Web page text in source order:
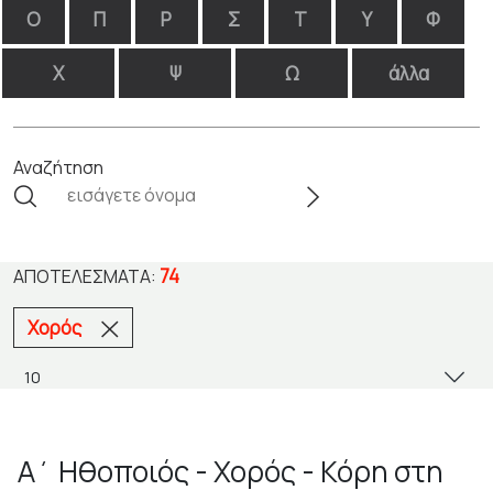
Ο Π Ρ Σ Τ Υ Φ
Χ Ψ Ω άλλα
Αναζήτηση
ΑΠΟΤΕΛΈΣΜΑΤΑ: 74
Χορός
Α΄ Ηθοποιός - Χορός - Κόρη στη